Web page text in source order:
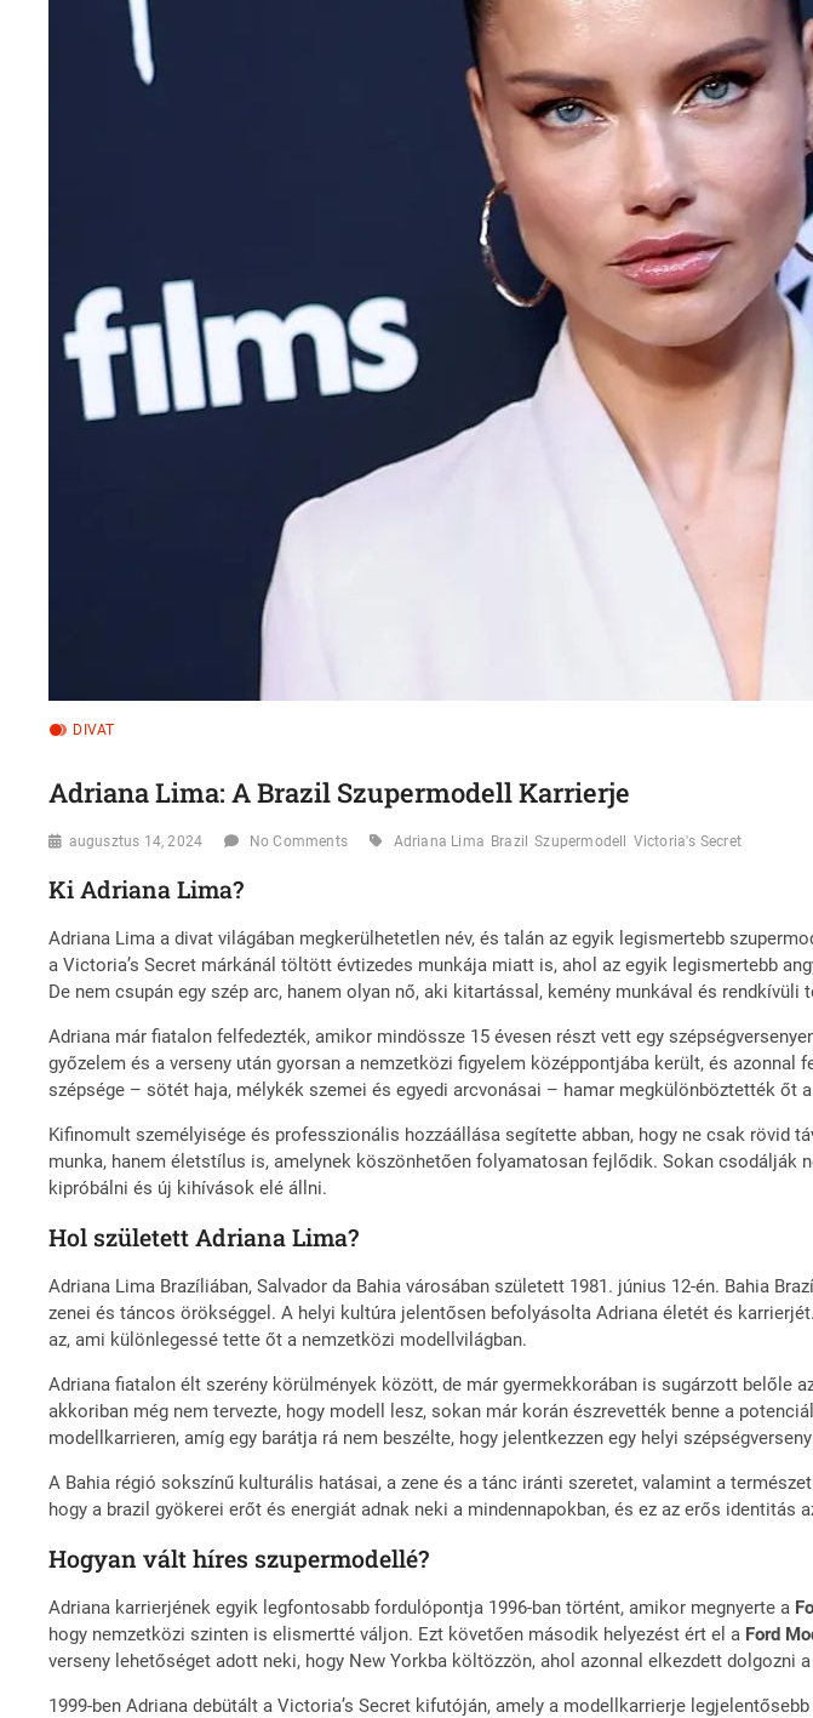
DIVAT
Adriana Lima: A Brazil Szupermodell Karrierje
augusztus 14, 2024 No Comments Adriana Lima Brazil Szupermodell Victoria's Secret
Ki Adriana Lima?
Adriana Lima a divat világában megkerülhetetlen név, és talán az egyik legismertebb
a Victoria’s Secret márkánál töltött évtizedes munkája miatt is, ahol az egyik legismertebb
De nem csupán egy szép arc, hanem olyan nő, aki kitartással, kemény munkával és
Adriana már fiatalon felfedezték, amikor mindössze 15 évesen részt vett egy
győzelem és a verseny után gyorsan a nemzetközi figyelem középpontjába került, és
szépsége – sötét haja, mélykék szemei és egyedi arcvonásai – hamar megkülönböztették
Kifinomult személyisége és professzionális hozzáállása segítette abban, hogy ne csak rövid
munka, hanem életstílus is, amelynek köszönhetően folyamatosan fejlődik. Sokan
kipróbálni és új kihívások elé állni.
Hol született Adriana Lima?
Adriana Lima Brazíliában, Salvador da Bahia városában született 1981. június 12-én. Bahia
zenei és táncos örökséggel. A helyi kultúra jelentősen befolyásolta Adriana életét és
az, ami különlegessé tette őt a nemzetközi modellvilágban.
Adriana fiatalon élt szerény körülmények között, de már gyermekkorában is sugárzott
akkoriban még nem tervezte, hogy modell lesz, sokan már korán észrevették benne a
modellkarrieren, amíg egy barátja rá nem beszélte, hogy jelentkezzen egy helyi
A Bahia régió sokszínű kulturális hatásai, a zene és a tánc iránti szeretet, valamint a
hogy a brazil gyökerei erőt és energiát adnak neki a mindennapokban, és ez az erős identitás
Hogyan vált híres szupermodellé?
Adriana karrierjének egyik legfontosabb fordulópontja 1996-ban történt, amikor megnyerte a
hogy nemzetközi szinten is elismertté váljon. Ezt követően második helyezést ért el a Ford
verseny lehetőséget adott neki, hogy New Yorkba költözzön, ahol azonnal elkezdett dolgozni
1999-ben Adriana debütált a Victoria’s Secret kifutóján, amely a modellkarrierje